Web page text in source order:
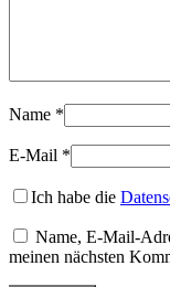
Name *
E-Mail *
Ich habe die
Name, E-Mail-
meinen nächsten